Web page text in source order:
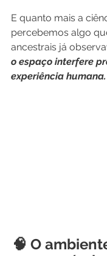
E quanto mais a
percebemos algo
ancestrais já
o espaço interfere
experiência humana.
🧠 O